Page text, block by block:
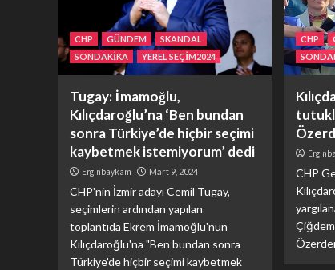
CHP GÜNDEM
SKANDAL
SONDAKİKA
YEREL SEÇİM2024
Tugay: İmamoğlu,
Kılıçdaroğlu’na ‘Ben bundan
sonra Türkiye’de hiçbir seçimi
kaybetmek istemiyorum’ dedi
Erginbaykam Mart 9, 2024
CHP'nin İzmir adayı Cemil Tugay,
seçimlerin ardından yapılan
toplantıda Ekrem İmamoğlu'nun
Kılıçdaroğlu'na "Ben bundan sonra
Türkiye'de hiçbir seçimi kaybetmek
CHP
CHP